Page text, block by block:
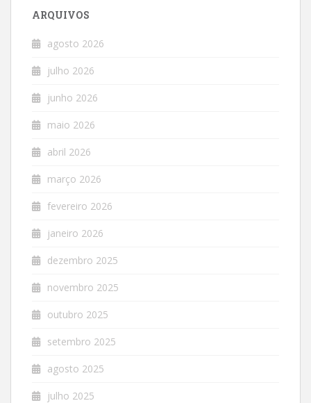
ARQUIVOS
agosto 2026
julho 2026
junho 2026
maio 2026
abril 2026
março 2026
fevereiro 2026
janeiro 2026
dezembro 2025
novembro 2025
outubro 2025
setembro 2025
agosto 2025
julho 2025